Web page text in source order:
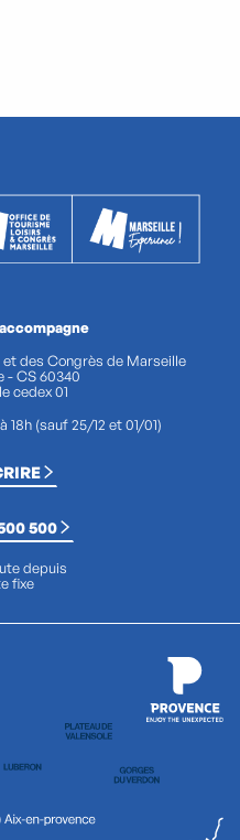
des Congrès de Marseille
- CS 60340
cedex 01
(sauf 25/12 et 01/01)
500
depuis
fixe